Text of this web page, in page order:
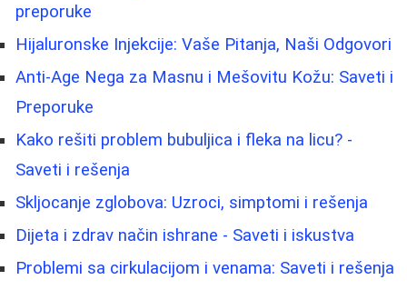
preporuke
Hijaluronske Injekcije: Vaše Pitanja, Naši Odgovori
Anti-Age Nega za Masnu i Mešovitu Kožu: Saveti i
Preporuke
Kako rešiti problem bubuljica i fleka na licu? -
Saveti i rešenja
Skljocanje zglobova: Uzroci, simptomi i rešenja
Dijeta i zdrav način ishrane - Saveti i iskustva
Problemi sa cirkulacijom i venama: Saveti i rešenja